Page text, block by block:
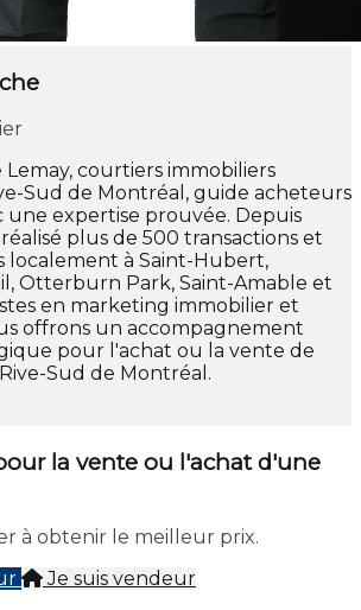
Lemay, courtiers immobiliers
Sud de Montréal, guide acheteurs
une expertise prouvée. Depuis
réalisé plus de 500 transactions et
localement à Saint-Hubert,
Otterburn Park, Saint-Amable et
en marketing immobilier et
offrons un accompagnement
pour l'achat ou la vente de
Sud de Montréal.
la vente ou l'achat d'une
à obtenir le meilleur prix.
Je suis vendeur